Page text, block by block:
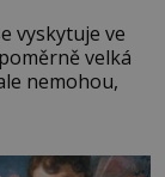
vyskytuje ve
velká
nemohou,